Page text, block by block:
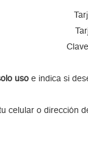
uso e indica si
celular o dirección